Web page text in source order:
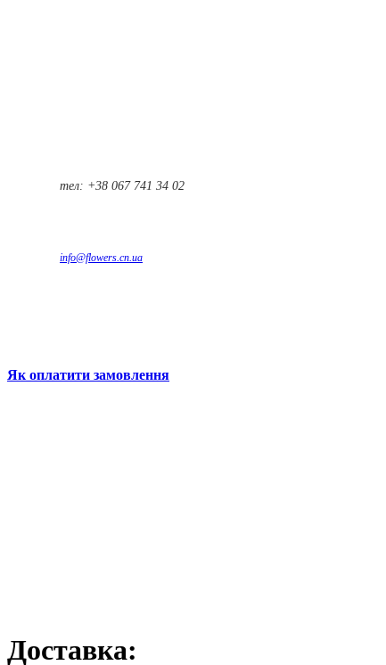
тел: +38 067 741 34 02
info@flowers.cn.ua
Як оплатити замовлення
Доставка: